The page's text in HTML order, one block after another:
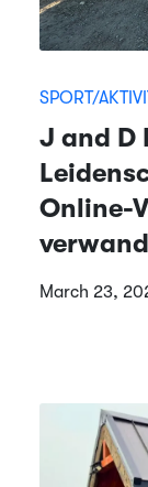
SPORT/
J and D
Online-
March 23,